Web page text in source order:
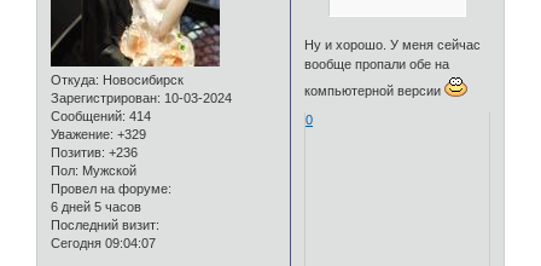
Откуда: Новосибирск
Зарегистрирован: 10-03-2024
Сообщений: 414
Уважение: +329
Позитив: +236
Пол: Мужской
Провел на форуме:
6 дней 5 часов
Последний визит:
Сегодня 09:04:07
Ну и хорошо. У меня сейчас
вообще пропали обе на
компьютерной версии
0